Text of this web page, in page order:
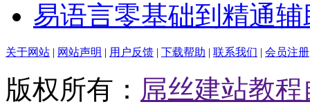
易语言零基础到精通辅
关于网站 | 网站声明 | 用户反馈 | 下载帮助 | 联系我们 | 会员注册
版权所有： 屌丝建站教